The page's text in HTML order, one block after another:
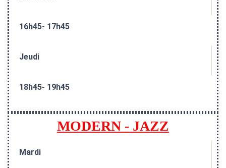
16h45- 17h45
Jeudi
18h45- 19h45
MODERN - JAZZ
Mardi